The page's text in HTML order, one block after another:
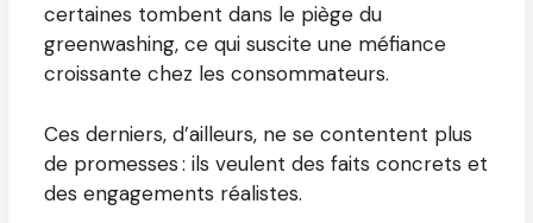
certaines tombent dans le piège du
greenwashing, ce qui suscite une méfiance
croissante chez les consommateurs.
Ces derniers, d’ailleurs, ne se contentent plus
de promesses : ils veulent des faits concrets et
des engagements réalistes.